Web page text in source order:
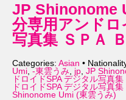
JP Shinonome
分専用アンド
写真集 ＳＰＡ
Categories: Asian •
Umi, -東雲うみ, jp, JP
ドロイドSPA デジタル写真
ドロイドSPA デジタル写真
Shinonome Umi (東雲うみ)